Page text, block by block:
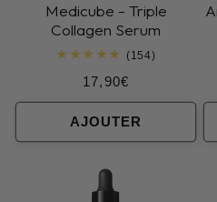
Medicube - Triple
Collagen Serum
(154)154
Prix
habituel
17,90€
AJOUTER